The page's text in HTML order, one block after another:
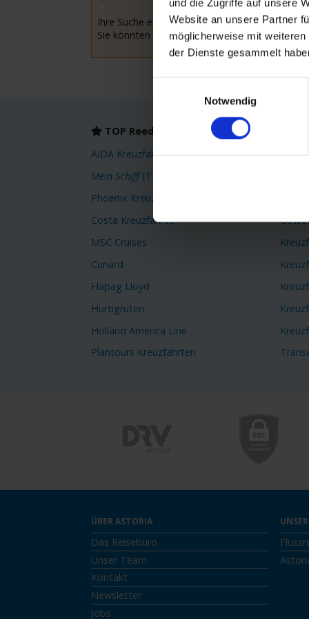
und die Zugriffe auf unsere
Website an unsere Partner
möglicherweise mit
der Dienste gesammelt
Notwendig
Ihre Suche ergab leider keine Treffer.
Sie könnten versuchen Ihre Suchkriterien
TOP Reedereien
AIDA Kreuzfahrten
Mein Schiff(TUI Cruises)
Phoenix Kreuzfahrten
Costa Kreuzfahrten
MSC Cruises
Cunard
Hapag Lloyd
Hurtigruten
Holland America Line
Plantours Kreuzfahrten
ÜBER ASTORIA
Das Reisebüro
Unser Team
Kontakt
Newsletter
Jobs